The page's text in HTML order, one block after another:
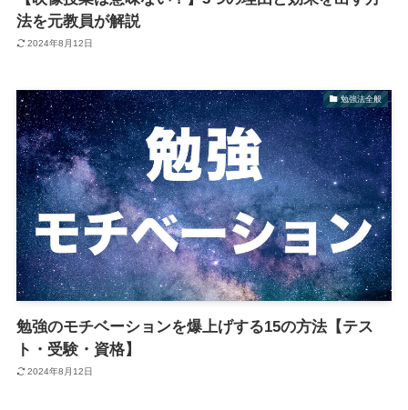
法を元教員が解説
2024年8月12日
勉強法全般
勉強のモチベーションを爆上げする15の方法【テス
ト・受験・資格】
2024年8月12日